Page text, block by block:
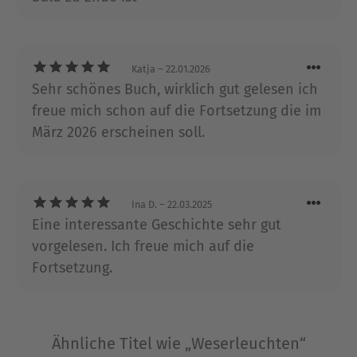
Ehemann und vier Katern. Die Samtpfoten
erwarten, dass mindestens eine Katze in ihren
Geschichten vorkommt, was inzwischen ihr
Markenzeichen ist.
Katja – 22.01.2026
Sehr schönes Buch, wirklich gut gelesen ich
freue mich schon auf die Fortsetzung die im
März 2026 erscheinen soll.
Ina D. – 22.03.2025
Eine interessante Geschichte sehr gut
vorgelesen. Ich freue mich auf die
Fortsetzung.
Ähnliche Titel wie „Weserleuchten“